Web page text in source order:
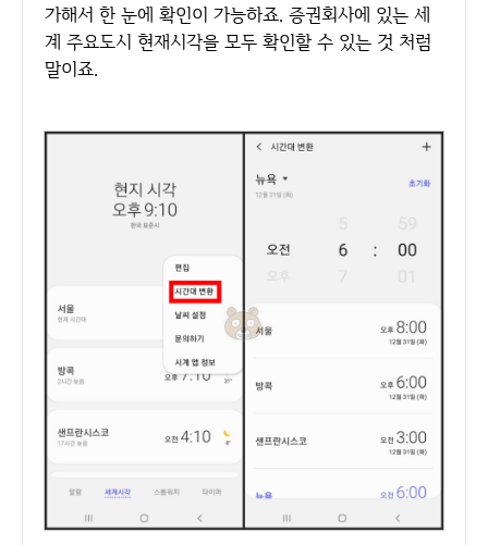
가해서 한 눈에 확인이 가능하죠. 증권회사에 있는 세
계 주요도시 현재시각을 모두 확인할 수 있는 것 처럼
말이죠.